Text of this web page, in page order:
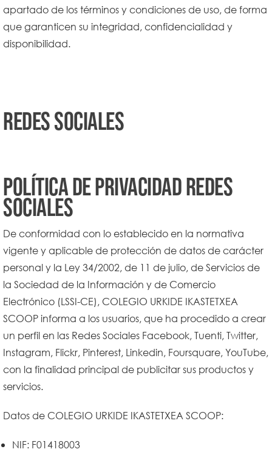
apartado de los términos y condiciones de uso, de forma
que garanticen su integridad, confidencialidad y
disponibilidad.
Redes Sociales
POLÍTICA DE PRIVACIDAD REDES
SOCIALES
De conformidad con lo establecido en la normativa
vigente y aplicable de protección de datos de carácter
personal y la Ley 34/2002, de 11 de julio, de Servicios de
la Sociedad de la Información y de Comercio
Electrónico (LSSI-CE), COLEGIO URKIDE IKASTETXEA
SCOOP informa a los usuarios, que ha procedido a crear
un perfil en las Redes Sociales Facebook, Tuenti, Twitter,
Instagram, Flickr, Pinterest, Linkedin, Foursquare, YouTube,
con la finalidad principal de publicitar sus productos y
servicios.
Datos de COLEGIO URKIDE IKASTETXEA SCOOP:
NIF: F01418003